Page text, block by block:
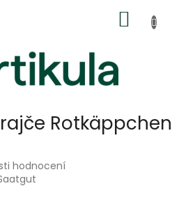
KOŠÍK
Rotkäppchen
hodnocení